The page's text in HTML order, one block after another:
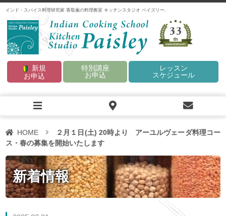
インド・スパイス料理研究家 香取薫の料理教室 キッチンスタジオ ペイズリー.
33
新規
お申込
特別講座
お申込
レッスン
スケジュール
HOME
２月１日(土) 20時より アーユルヴェーダ料理コー
ス・春の募集を開始いたします
新着情報